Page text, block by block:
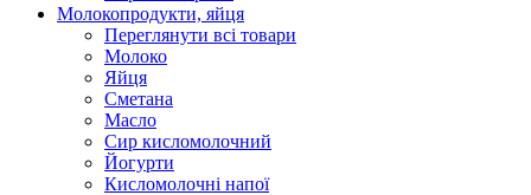
Молокопродукти, яйця
Переглянути всі товари
Молоко
Яйця
Сметана
Масло
Сир кисломолочний
Йогурти
Кисломолочні напої